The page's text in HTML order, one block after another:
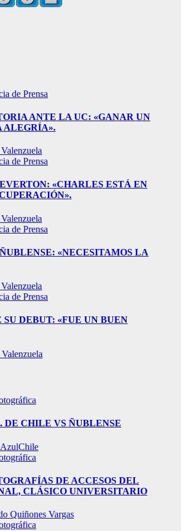
de Prensa
ANTE LA UC: «GANAR UN
ALEGRÍA».
de Prensa
«CHARLES ESTÁ EN
de Prensa
«NECESITAMOS LA
de Prensa
SU DEBUT: «FUE UN BUEN
DE CHILE VS ÑUBLENSE
DE ACCESOS DEL
CLÁSICO UNIVERSITARIO
Quiñones Vargas